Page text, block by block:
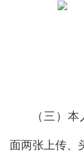
（三）
面两张上传、